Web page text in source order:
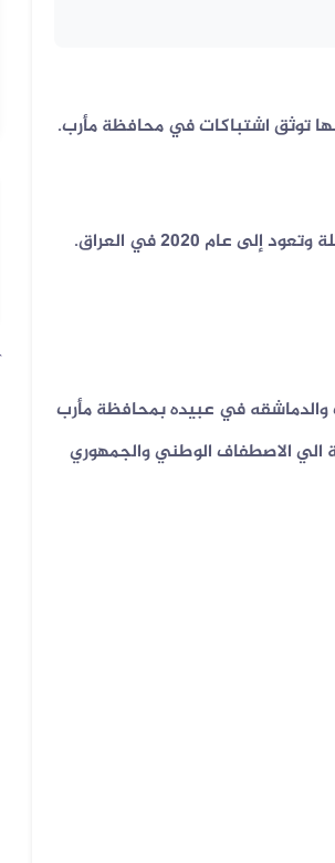
توثق اشتباكات في محافظة مأرب.
2020 في العراق.
والدماشقه في عبيده بمحافظة مأرب
الي الاصطفاف الوطني والجمهوري
05 أغسطس 2026